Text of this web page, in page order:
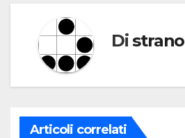
Distrano
Articoli correlati